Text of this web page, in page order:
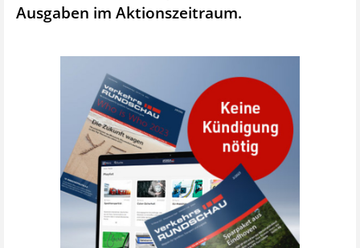
Ausgaben im Aktionszeitraum.